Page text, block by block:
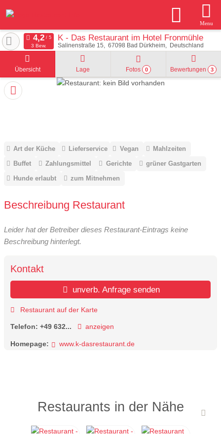
Menu
K - Das Restaurant im Hotel Fronmühle
Salinenstraße 15 67098 Bad Dürkheim Deutschland
3 Bew.
Übersicht Lage Fotos 0 Bewertungen 3
Art der Küche Lieferservice Vegan
Mahlzeiten
Buffet
Zahlungsmittel Gerichte
grüner Gastgarten
Hunde erlaubt
zum Mitnehmen
Beschreibung Restaurant
Leider hat der Betreiber dieses Restaurant-Eintrags keine
Beschreibung hinterlegt.
Kontakt
unverb. Anfrage senden
Restaurant auf der Karte
Telefon: +49 632... anzeigen
Homepage: www.k-dasrestaurant.de
Restaurants in der Nähe